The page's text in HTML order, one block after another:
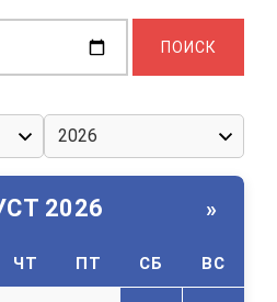
2026 »
ЧТ ПТ СБ ВС